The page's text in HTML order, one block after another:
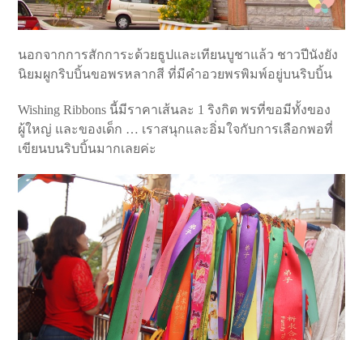
นอกจากการสักการะด้วยธูปและเทียนบูชาแล้ว ชาวปีนังยัง
นิยมผูกริบบิ้นขอพรหลากสี ที่มีคำอวยพรพิมพ์อยู่บนริบบิ้น
Wishing Ribbons นี้มีราคาเส้นละ 1 ริงกิต พรที่ขอมีทั้งของ
ผู้ใหญ่ และของเด็ก … เราสนุกและอิ่มใจกับการเลือกพอที่
เขียนบนริบบิ้นมากเลยค่ะ